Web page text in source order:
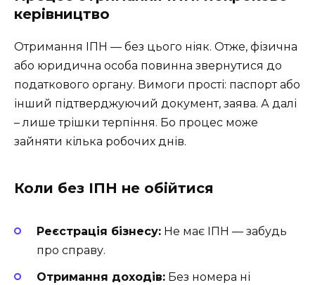
керівництво
Отримання ІПН — без цього ніяк. Отже, фізична
або юридична особа повинна звернутися до
податкового органу. Вимоги прості: паспорт або
інший підтверджуючий документ, заява. А далі
– лише трішки терпіння. Бо процес може
зайняти кілька робочих днів.
Коли без ІПН не обійтися
Реєстрація бізнесу: Не має ІПН — забудь
про справу.
Отримання доходів: Без номера ні